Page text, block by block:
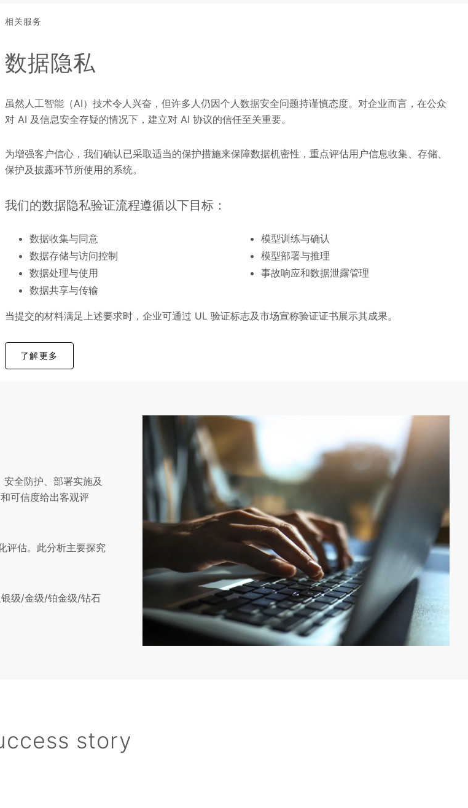
相关服务
数据隐私
虽然人工智能（AI）技术令人兴奋，但许多人仍因个人数据安全问题持谨慎态度。对企业而言，在公众
对 AI 及信息安全存疑的情况下，建立对 AI 协议的信任至关重要。
为增强客户信心，我们确认已采取适当的保护措施来保障数据机密性，重点评估用户信息收集、存储、
保护及披露环节所使用的系统。
我们的数据隐私验证流程遵循以下目标：
数据收集与同意
数据存储与访问控制
数据处理与使用
数据共享与传输
模型训练与确认
模型部署与推理
事故响应和数据泄露管理
当提交的材料满足上述要求时，企业可通过 UL 验证标志及市场宣称验证证书展示其成果。
了解更多
全防护、部署实施及
可信度给出客观评
评估。此分析主要探究
级/金级/铂金级/钻石
story